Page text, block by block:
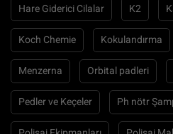
Hare Giderici Cilalar K2
Koch Chemie Kokulandırma
Menzerna Orbital padleri
Pedler ve Keçeler Ph nötr